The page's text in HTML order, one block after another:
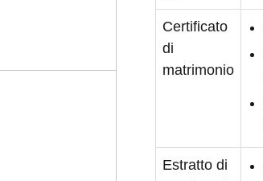
Certificato
di
matrimonio
Estratto di